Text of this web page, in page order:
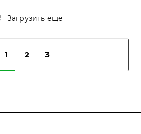
Загрузить еще
1 2 3